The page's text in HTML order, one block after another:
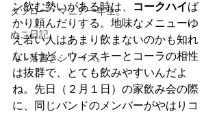
タツロー・マニア一年生。
ぬこ日記。
ＡＩ落書きシリーズ。
ン飲む勢いがある時は、 コークハイば
かり頼んだりする。地味なメニューゆ
え若い人はあまり飲まないのかも知れ
ないけど、ウィスキーとコーラの相性
は抜群で、とても飲みやすいんだよ
ね。先日（２月１日）の家飲み会の際
に、同じバンドのメンバーがやはりコ